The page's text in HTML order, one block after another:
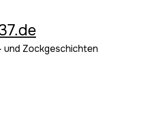
und Zockgeschichten